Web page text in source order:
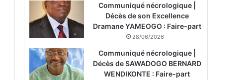
Communiqué nécrologique |
Décès de son Excellence
Dramane YAMEOGO : Faire-part
28/06/2026
Communiqué nécrologique |
Décès de SAWADOGO BERNARD
WENDIKONTE : Faire-part